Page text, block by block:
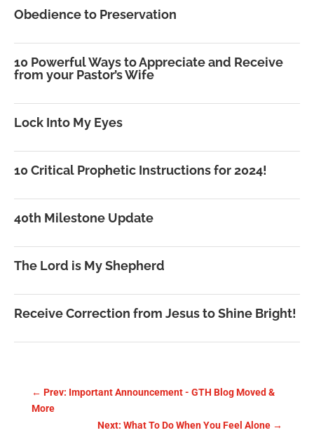
Obedience to Preservation
10 Powerful Ways to Appreciate and Receive
from your Pastor’s Wife
Lock Into My Eyes
10 Critical Prophetic Instructions for 2024!
40th Milestone Update
The Lord is My Shepherd
Receive Correction from Jesus to Shine Bright!
← Prev: Important Announcement - GTH Blog Moved &
More
Next: What To Do When You Feel Alone →